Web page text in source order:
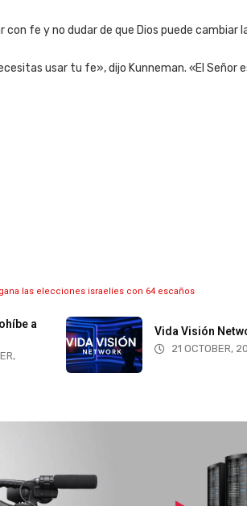
fe y no dudar de que Dios puede cambiar
usar tu fe», dijo Kunneman. «El Señor
las elecciones israelíes con 64 escaños
a
Vida Visión
21 OCTOBER,